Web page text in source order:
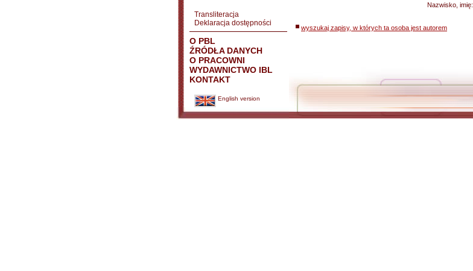
Transliteracja
Deklaracja dostępności
O PBL
ŹRÓDŁA DANYCH
O PRACOWNI
WYDAWNICTWO IBL
KONTAKT
English version
Nazwisko, imię:
wyszukaj zapisy, w których ta osoba jest autorem